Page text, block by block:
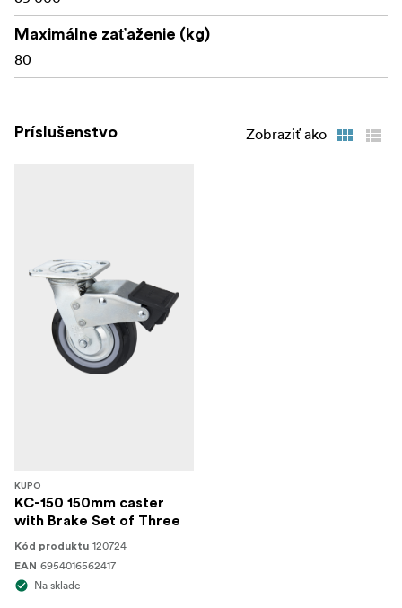
Maximum Payload Capacity: 30kg
Maximum Extension: 380.0cm
Maximálne zaťaženie (kg)
80
Príslušenstvo Zobraziť ako
KUPO
KC-150 150mm caster
with Brake Set of Three
Kód produktu 120724
EAN 6954016562417
Na sklade